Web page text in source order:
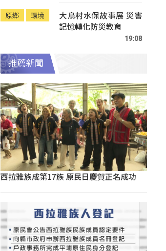
原鄉 環境
大鳥村水保故事展 災害
記憶轉化防災教育
19:08
推薦新聞
西拉雅族成第17族 原民日慶賀正名成功